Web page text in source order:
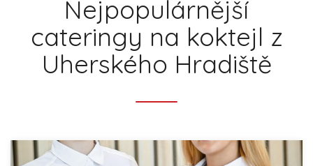
Nejpopulárnější
cateringy na koktejl z
Uherského Hradiště